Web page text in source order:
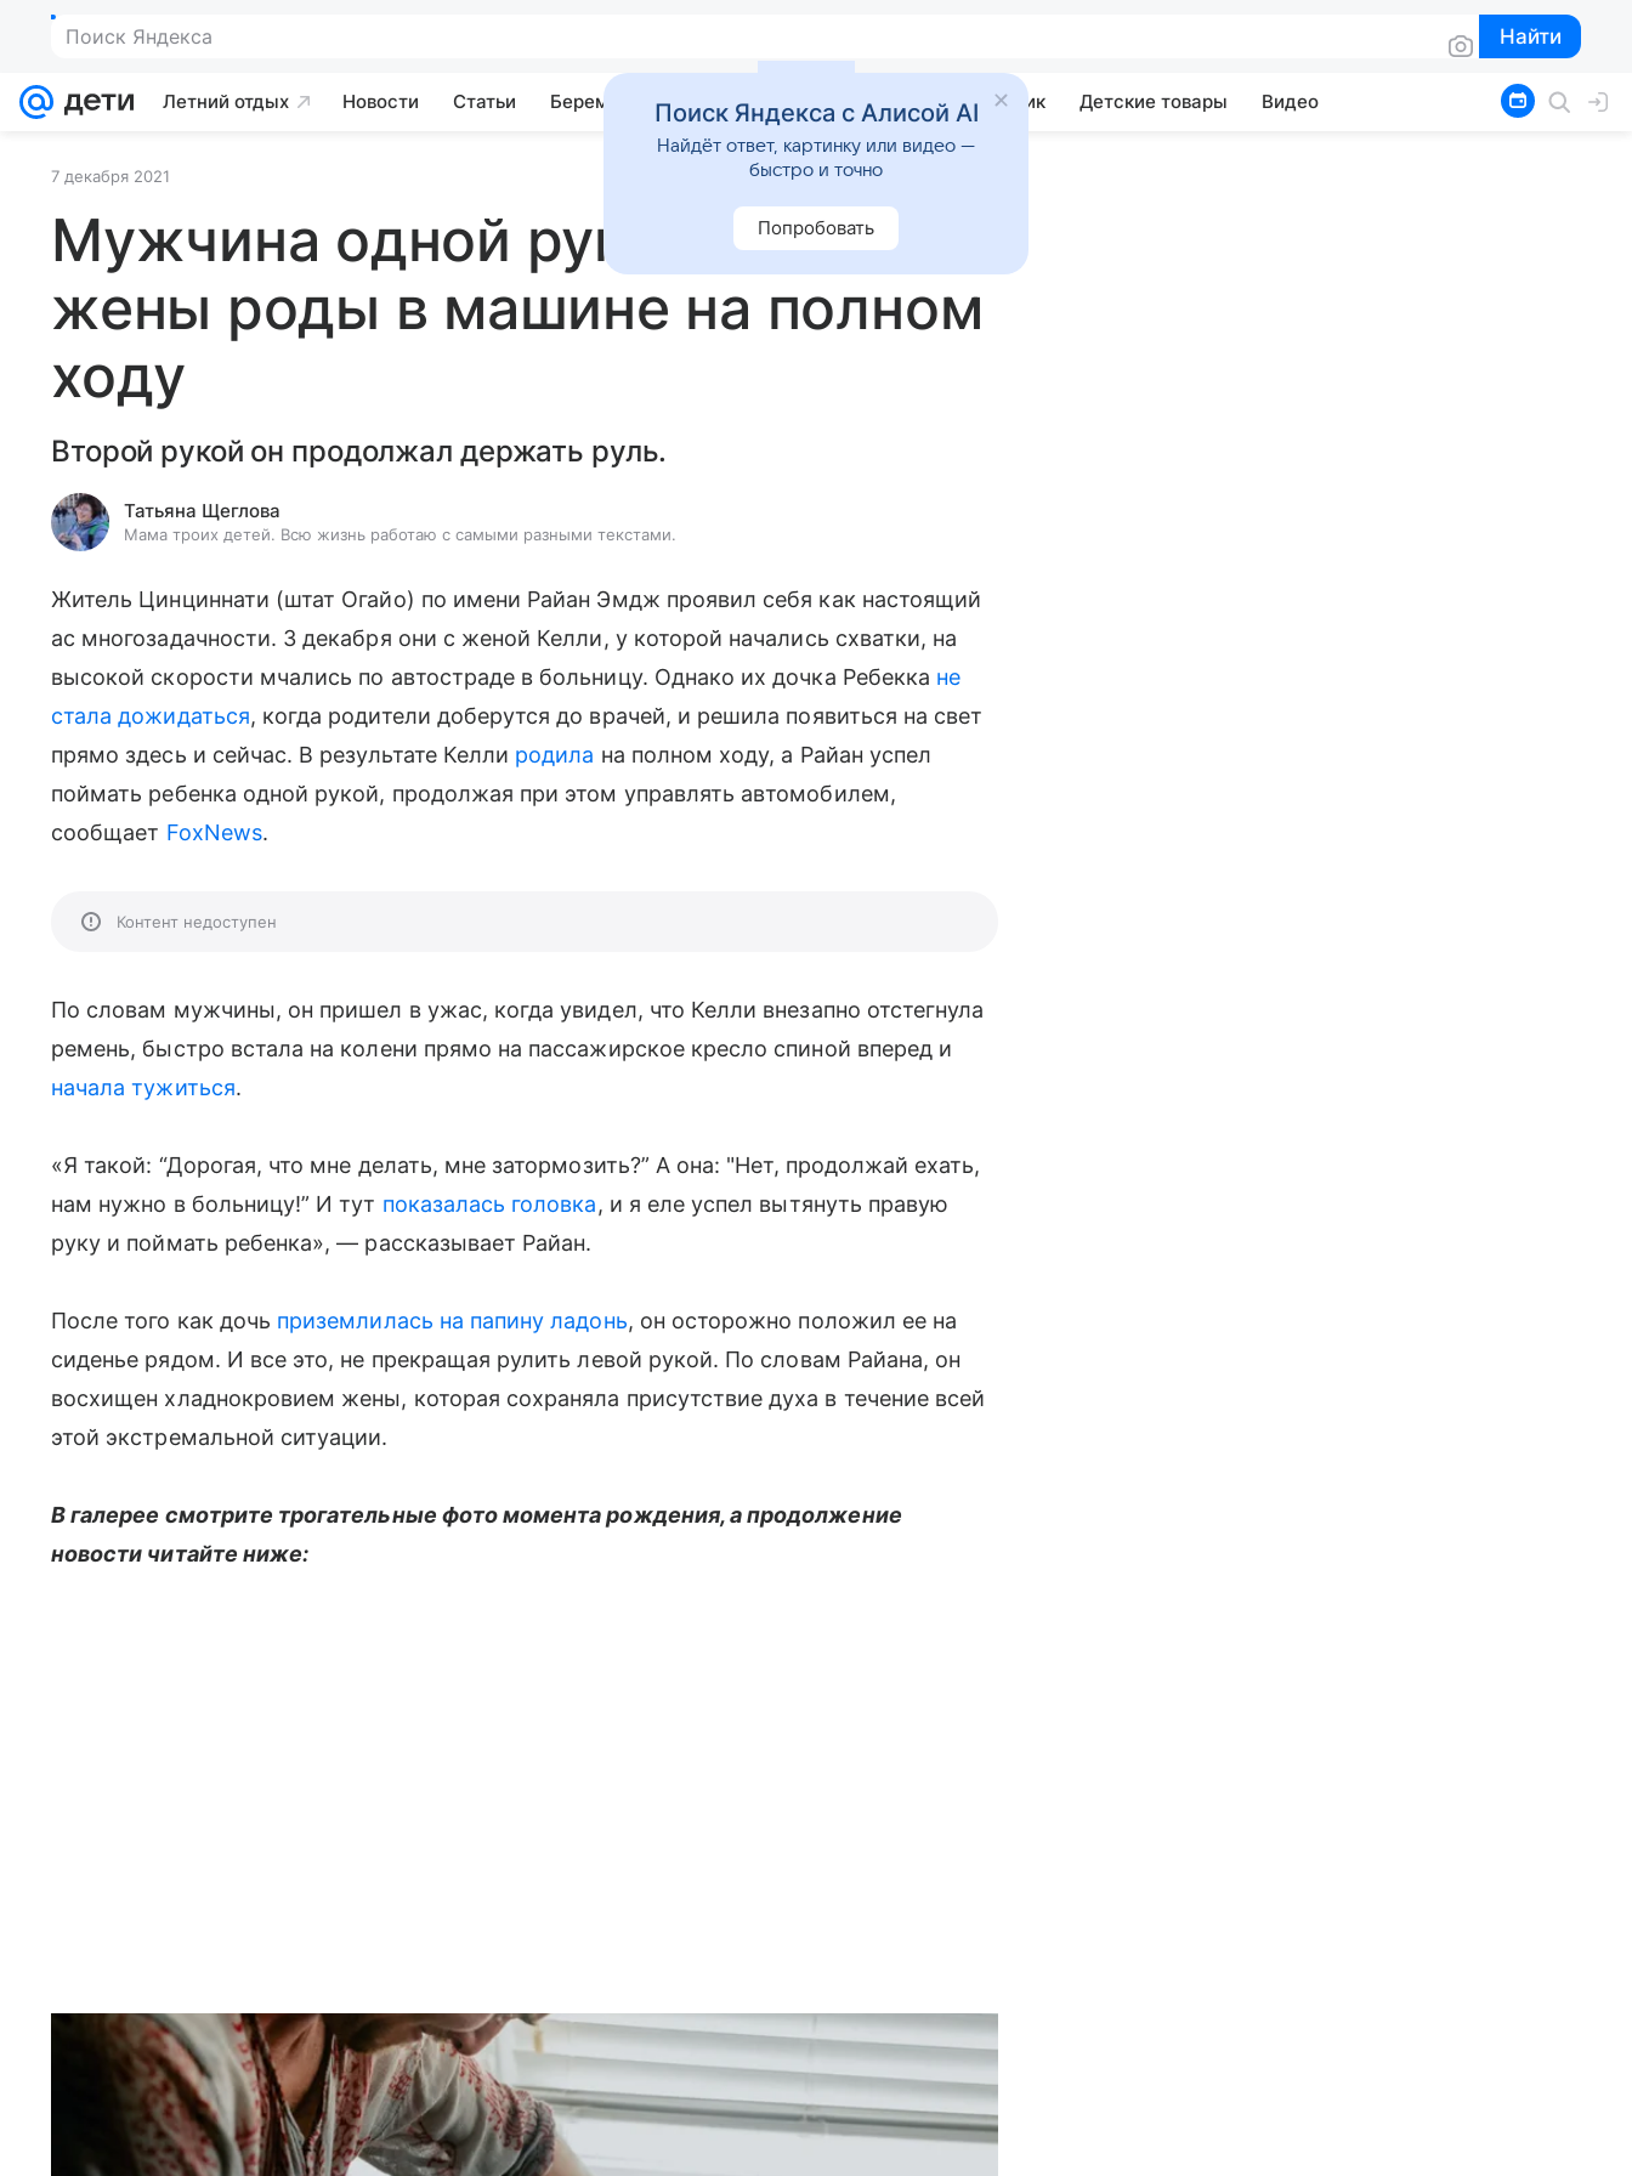
Поиск Яндекса Найти
Найти
Летний отдых Новости Статьи Беременность Развитие Почемучка Учебник Детские товары Видео
7 декабря 2021
Мужчина одной рукой принял у
жены роды в машине на полном
ходу
Второй рукой он продолжал держать руль.
Татьяна Щеглова
Мама троих детей. Всю жизнь работаю с самыми разными текстами.
Житель Цинциннати (штат Огайо) по имени Райан Эмдж проявил себя как настоящий
ас многозадачности. 3 декабря они с женой Келли, у которой начались схватки, на
высокой скорости мчались по автостраде в больницу. Однако их дочка Ребекка не
стала дожидаться, когда родители доберутся до врачей, и решила появиться на свет
прямо здесь и сейчас. В результате Келли родила на полном ходу, а Райан успел
поймать ребенка одной рукой, продолжая при этом управлять автомобилем,
сообщает FoxNews.
Контент недоступен
По словам мужчины, он пришел в ужас, когда увидел, что Келли внезапно отстегнула
ремень, быстро встала на колени прямо на пассажирское кресло спиной вперед и
начала тужиться.
«Я такой: “Дорогая, что мне делать, мне затормозить?” А она: "Нет, продолжай ехать,
нам нужно в больницу!” И тут показалась головка, и я еле успел вытянуть правую
руку и поймать ребенка», — рассказывает Райан.
После того как дочь приземлилась на папину ладонь, он осторожно положил ее на
сиденье рядом. И все это, не прекращая рулить левой рукой. По словам Райана, он
восхищен хладнокровием жены, которая сохраняла присутствие духа в течение всей
этой экстремальной ситуации.
В галерее смотрите трогательные фото момента рождения, а продолжение
новости читайте ниже:
Поиск Яндекса с Алисой AI
Найдёт ответ, картинку или видео —
быстро и точно
Попробовать